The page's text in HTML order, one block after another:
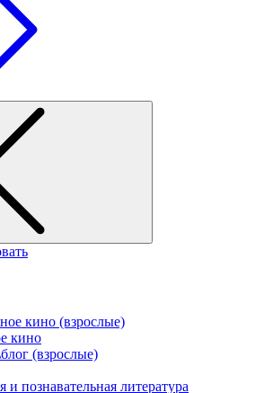
кино (взрослые)
кино
(взрослые)
и познавательная литература